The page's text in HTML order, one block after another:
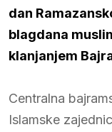
dan
blagdana
klanjanjem
Centralna
Islamske